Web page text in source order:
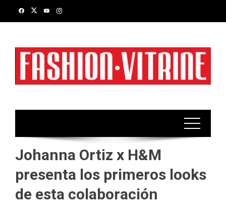
Johanna Ortiz x H&M
presenta los primeros looks
de esta colaboración